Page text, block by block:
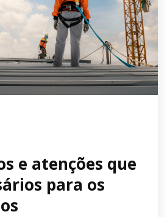
e atenções que
para os